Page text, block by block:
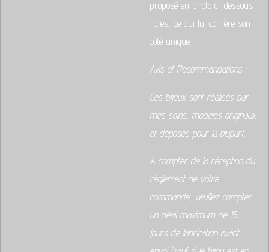
proposé en photo ci-dessous
: c'est ce qui lui confère son
côté unique.
Avis et Recommandations :
Ces bijoux sont réalisés par
mes soins, modèles originaux
et déposés pour la plupart.
A compter de la réception du
règlement de votre
commande, veuillez compter
un délai maximum de 15
jours de fabrication avant